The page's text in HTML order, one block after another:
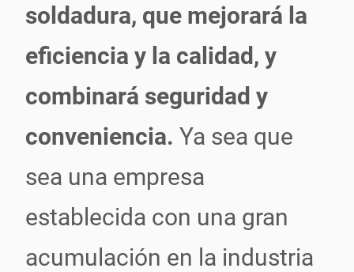
soldadura, que mejorará la
eficiencia y la calidad, y
combinará seguridad y
conveniencia. Ya sea que
sea una empresa
establecida con una gran
acumulación en la industria